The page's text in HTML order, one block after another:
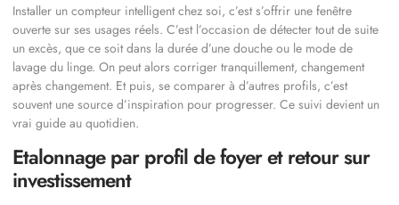
Installer un compteur intelligent chez soi, c’est s’offrir une fenêtre
ouverte sur ses usages réels. C’est l’occasion de détecter tout de suite
un excès, que ce soit dans la durée d’une douche ou le mode de
lavage du linge. On peut alors corriger tranquillement, changement
après changement. Et puis, se comparer à d’autres profils, c’est
souvent une source d’inspiration pour progresser. Ce suivi devient un
vrai guide au quotidien.
Etalonnage par profil de foyer et retour sur
investissement